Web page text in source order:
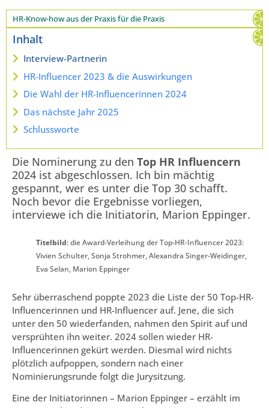
HR-Know-how aus der Praxis für die Praxis
Inhalt
Interview-Partnerin
HR-Influencer 2023 & die Auswirkungen
Die Wahl der HR-Influencerinnen 2024
Das nächste Jahr 2025
Schlussworte
Die Nominerung zu den Top HR Influencern
2024 ist abgeschlossen. Ich bin mächtig
gespannt, wer es unter die Top 30 schafft.
Noch bevor die Ergebnisse vorliegen,
interviewe ich die Initiatorin, Marion Eppinger.
Titelbild: die Award-Verleihung der Top-HR-Influencer 2023:
Vivien Schulter, Sonja Strohmer, Alexandra Singer-Weidinger,
Eva Selan, Marion Eppinger
Sehr überraschend poppte 2023 die Liste der 50 Top-HR-
Influencerinnen und HR-Influencer auf. Jene, die sich
unter den 50 wiederfanden, nahmen den Spirit auf und
versprühten ihn weiter. 2024 sollen wieder HR-
Influencerinnen gekürt werden. Diesmal wird nichts
plötzlich aufpoppen, sondern nach einer
Nominierungsrunde folgt die Jurysitzung.
Eine der Initiatorinnen – Marion Eppinger – erzählt im